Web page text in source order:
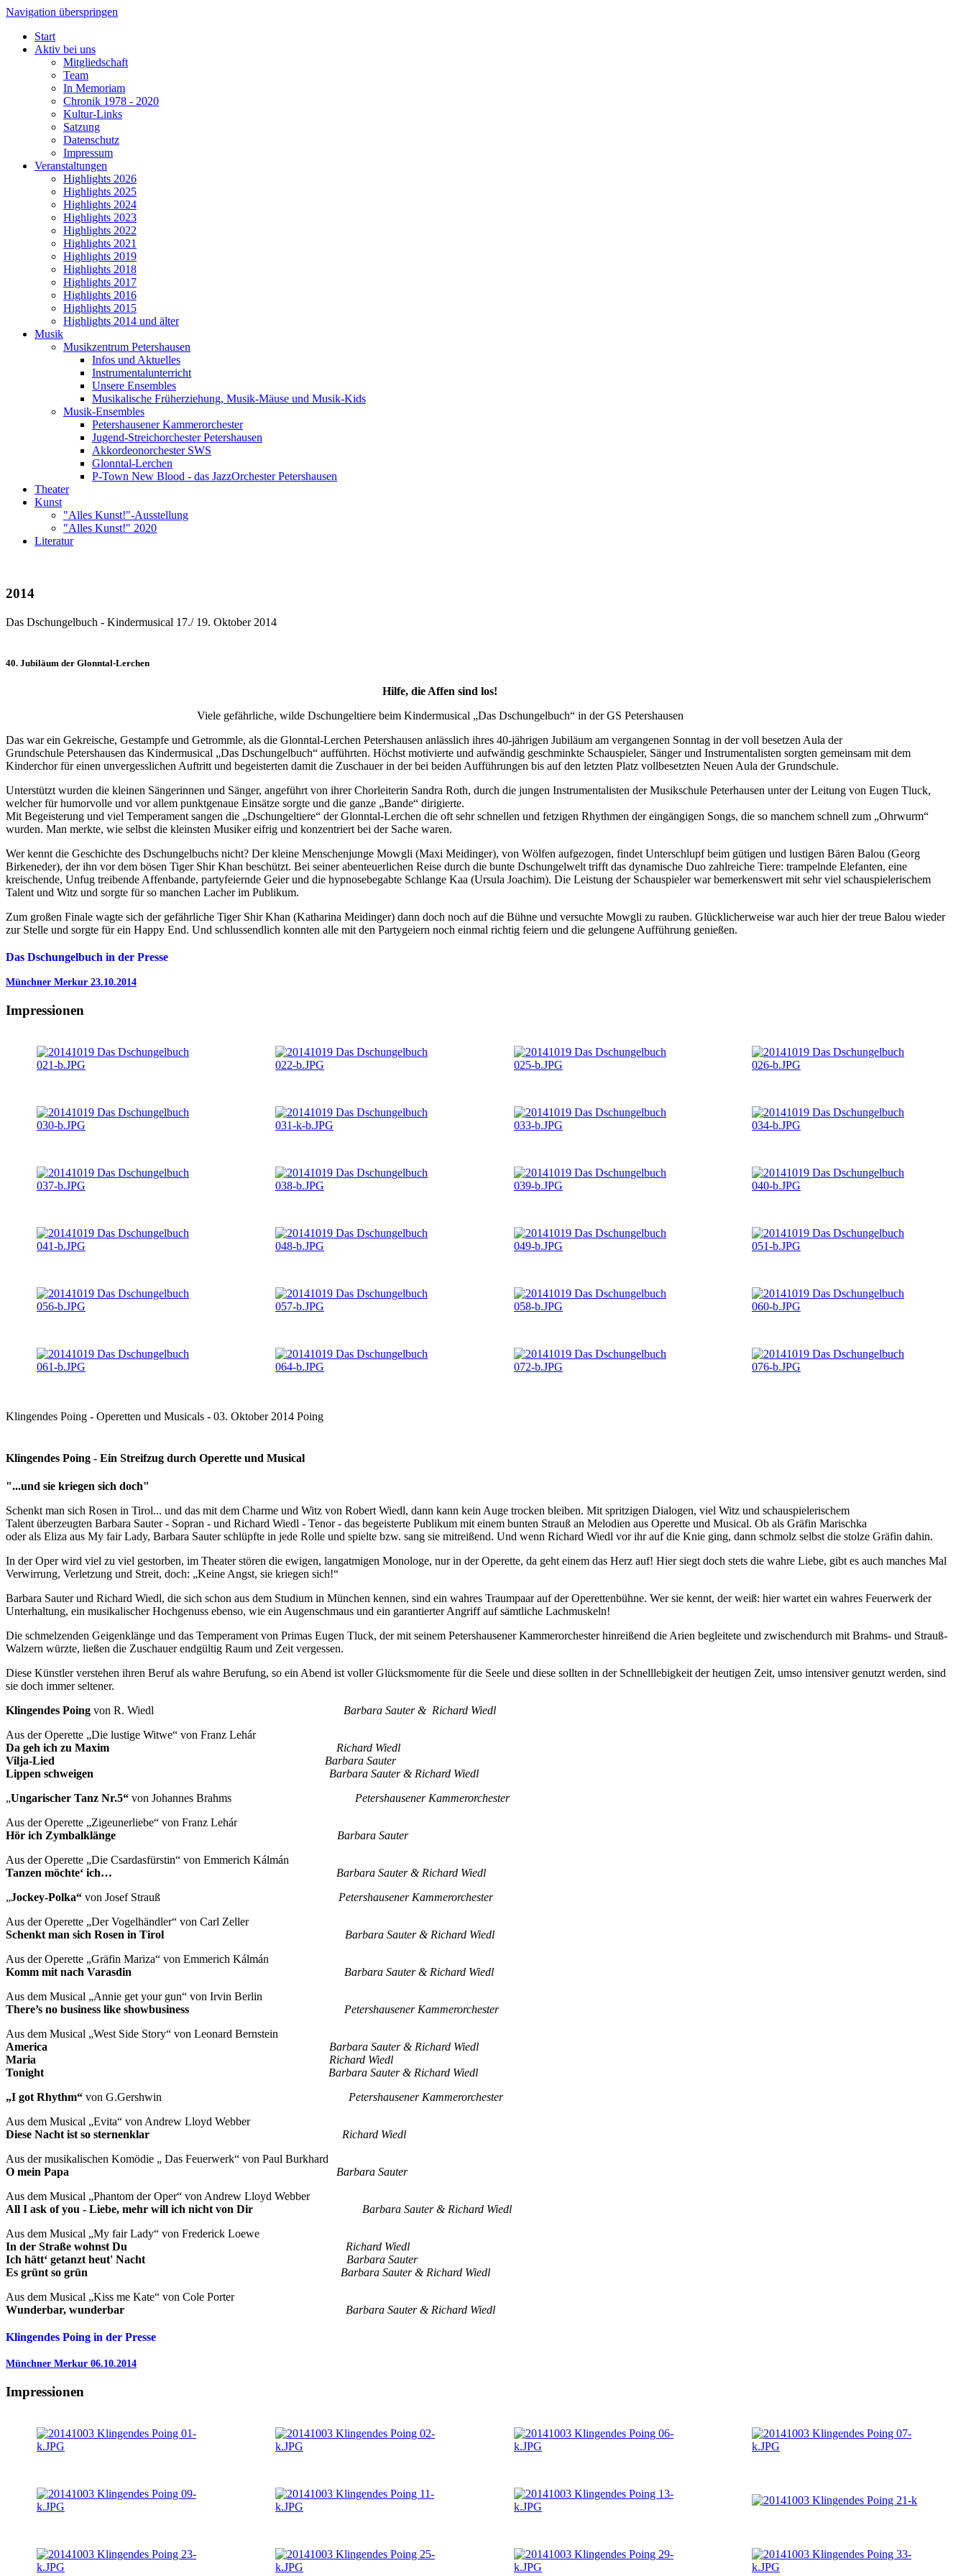
Navigation überspringen
Start
Aktiv bei uns
Mitgliedschaft
Team
In Memoriam
Chronik 1978 - 2020
Kultur-Links
Satzung
Datenschutz
Impressum
Veranstaltungen
Highlights 2026
Highlights 2025
Highlights 2024
Highlights 2023
Highlights 2022
Highlights 2021
Highlights 2019
Highlights 2018
Highlights 2017
Highlights 2016
Highlights 2015
Highlights 2014 und älter
Musik
Musikzentrum Petershausen
Infos und Aktuelles
Instrumentalunterricht
Unsere Ensembles
Musikalische Früherziehung, Musik-Mäuse und Musik-Kids
Musik-Ensembles
Petershausener Kammerorchester
Jugend-Streichorchester Petershausen
Akkordeonorchester SWS
Glonntal-Lerchen
P-Town New Blood - das JazzOrchester Petershausen
Theater
Kunst
"Alles Kunst!"-Ausstellung
"Alles Kunst!" 2020
Literatur
2014
Das Dschungelbuch - Kindermusical 17./ 19. Oktober 2014
40. Jubiläum der Glonntal-Lerchen
Hilfe, die Affen sind los!
Viele gefährliche, wilde Dschungeltiere beim Kindermusical „Das Dschungelbuch“ in der GS Petershausen
Das war ein Gekreische, Gestampfe und Getrommle, als die Glonntal-Lerchen Petershausen anlässlich ihres 40-jährigen Jubiläum am vergangenen Sonntag in der voll besetzen Aula der
Grundschule Petershausen das Kindermusical „Das Dschungelbuch“ aufführten. Höchst motivierte und aufwändig geschminkte Schauspieler, Sänger und Instrumentalisten sorgten gemeinsam mit dem
Kinderchor für einen unvergesslichen Auftritt und begeisterten damit die Zuschauer in der bei beiden Aufführungen bis auf den letzten Platz vollbesetzten Neuen Aula der Grundschule.
Unterstützt wurden die kleinen Sängerinnen und Sänger, angeführt von ihrer Chorleiterin Sandra Roth, durch die jungen Instrumentalisten der Musikschule Peterhausen unter der Leitung von Eugen Tluck,
welcher für humorvolle und vor allem punktgenaue Einsätze sorgte und die ganze „Bande“ dirigierte.
Mit Begeisterung und viel Temperament sangen die „Dschungeltiere“ der Glonntal-Lerchen die oft sehr schnellen und fetzigen Rhythmen der eingängigen Songs, die so manchem schnell zum „Ohrwurm“
wurden. Man merkte, wie selbst die kleinsten Musiker eifrig und konzentriert bei der Sache waren.
Wer kennt die Geschichte des Dschungelbuchs nicht? Der kleine Menschenjunge Mowgli (Maxi Meidinger), von Wölfen aufgezogen, findet Unterschlupf beim gütigen und lustigen Bären Balou (Georg
Birkeneder), der ihn vor dem bösen Tiger Shir Khan beschützt. Bei seiner abenteuerlichen Reise durch die bunte Dschungelwelt trifft das dynamische Duo zahlreiche Tiere: trampelnde Elefanten, eine
kreischende, Unfug treibende Affenbande, partyfeiernde Geier und die hypnosebegabte Schlange Kaa (Ursula Joachim). Die Leistung der Schauspieler war bemerkenswert mit sehr viel schauspielerischem
Talent und Witz und sorgte für so manchen Lacher im Publikum.
Zum großen Finale wagte sich der gefährliche Tiger Shir Khan (Katharina Meidinger) dann doch noch auf die Bühne und versuchte Mowgli zu rauben. Glücklicherweise war auch hier der treue Balou wieder
zur Stelle und sorgte für ein Happy End. Und schlussendlich konnten alle mit den Partygeiern noch einmal richtig feiern und die gelungene Aufführung genießen.
Das Dschungelbuch in der Presse
Münchner Merkur 23.10.2014
Impressionen
Klingendes Poing - Operetten und Musicals - 03. Oktober 2014 Poing
Klingendes Poing - Ein Streifzug durch Operette und Musical
"...und sie kriegen sich doch"
Schenkt man sich Rosen in Tirol... und das mit dem Charme und Witz von Robert Wiedl, dann kann kein Auge trocken bleiben. Mit spritzigen Dialogen, viel Witz und schauspielerischem
Talent überzeugten Barbara Sauter - Sopran - und Richard Wiedl - Tenor - das begeisterte Publikum mit einem bunten Strauß an Melodien aus Operette und Musical. Ob als Gräfin Marischka
oder als Eliza aus My fair Lady, Barbara Sauter schlüpfte in jede Rolle und spielte bzw. sang sie mitreißend. Und wenn Richard Wiedl vor ihr auf die Knie ging, dann schmolz selbst die stolze Gräfin dahin.
In der Oper wird viel zu viel gestorben, im Theater stören die ewigen, langatmigen Monologe, nur in der Operette, da geht einem das Herz auf! Hier siegt doch stets die wahre Liebe, gibt es auch manches Mal
Verwirrung, Verletzung und Streit, doch: „Keine Angst, sie kriegen sich!“
Barbara Sauter und Richard Wiedl, die sich schon aus dem Studium in München kennen, sind ein wahres Traumpaar auf der Operettenbühne. Wer sie kennt, der weiß: hier wartet ein wahres Feuerwerk der
Unterhaltung, ein musikalischer Hochgenuss ebenso, wie ein Augenschmaus und ein garantierter Angriff auf sämtliche Lachmuskeln!
Die schmelzenden Geigenklänge und das Temperament von Primas Eugen Tluck, der mit seinem Petershausener Kammerorchester hinreißend die Arien begleitete und zwischendurch mit Brahms- und Strauß-
Walzern würzte, ließen die Zuschauer endgültig Raum und Zeit vergessen.
Diese Künstler verstehen ihren Beruf als wahre Berufung, so ein Abend ist voller Glücksmomente für die Seele und diese sollten in der Schnelllebigkeit der heutigen Zeit, umso intensiver genutzt werden, sind
sie doch immer seltener.
Klingendes Poing von R. Wiedl Barbara Sauter & Richard Wiedl
Aus der Operette „Die lustige Witwe“ von Franz Lehár
Da geh ich zu Maxim
Richard Wiedl
Vilja-Lied
Barbara Sauter
Lippen schweigen
Barbara Sauter & Richard Wiedl
„Ungarischer Tanz Nr.5“ von Johannes Brahms Petershausener Kammerorchester
Aus der Operette „Zigeunerliebe“ von Franz Lehár
Hör ich Zymbalklänge
Barbara Sauter
Aus der Operette „Die Csardasfürstin“ von Emmerich Kálmán
Tanzen möchte‘ ich…
Barbara Sauter & Richard Wiedl
„Jockey-Polka“ von Josef Strauß Petershausener Kammerorchester
Aus der Operette „Der Vogelhändler“ von Carl Zeller
Schenkt man sich Rosen in Tirol
Barbara Sauter & Richard Wiedl
Aus der Operette „Gräfin Mariza“ von Emmerich Kálmán
Komm mit nach Varasdin
Barbara Sauter & Richard Wiedl
Aus dem Musical „Annie get your gun“ von Irvin Berlin
There’s no business like showbusiness Petershausener Kammerorchester
Aus dem Musical „West Side Story“ von Leonard Bernstein
America
Barbara Sauter & Richard Wiedl
Maria Richard Wiedl
Tonight Barbara Sauter & Richard Wiedl
„I got Rhythm“ von G.Gershwin Petershausener Kammerorchester
Aus dem Musical „Evita“ von Andrew Lloyd Webber
Diese Nacht ist so sternenklar Richard Wiedl
Aus der musikalischen Komödie „ Das Feuerwerk“ von Paul Burkhard
O mein Papa Barbara Sauter
Aus dem Musical „Phantom der Oper“ von Andrew Lloyd Webber
All I ask of you - Liebe, mehr will ich nicht von Dir
Barbara Sauter & Richard Wiedl
Aus dem Musical „My fair Lady“ von Frederick Loewe
In der Straße wohnst Du Richard Wiedl
Ich hätt‘ getanzt heut' Nacht Barbara Sauter
Es grünt so grün Barbara Sauter & Richard Wiedl
Aus dem Musical „Kiss me Kate“ von Cole Porter
Wunderbar, wunderbar Barbara Sauter & Richard Wiedl
Klingendes Poing in der Presse
Münchner Merkur 06.10.2014
Impressionen